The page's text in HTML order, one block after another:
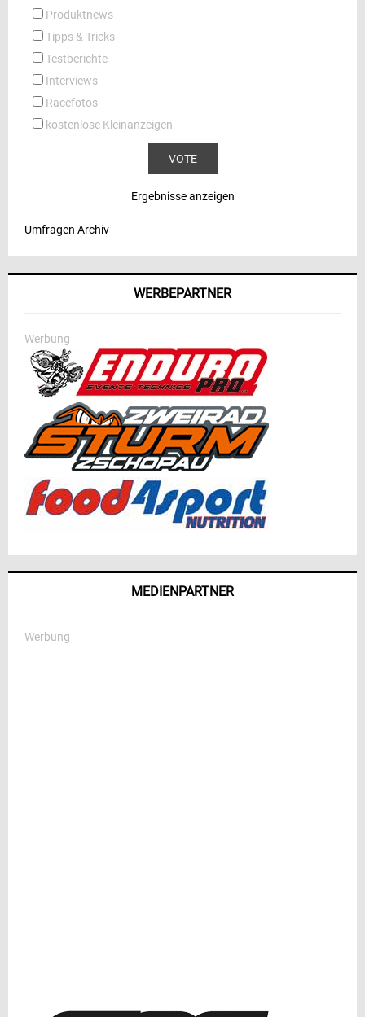
Produktnews
Tipps & Tricks
Testberichte
Interviews
Racefotos
kostenlose Kleinanzeigen
Ergebnisse anzeigen
Umfragen Archiv
WERBEPARTNER
Werbung
MEDIENPARTNER
Werbung